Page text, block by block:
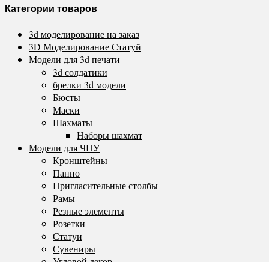
Категории товаров
3d моделирование на заказ
3D Моделирование Статуй
Модели для 3d печати
3d солдатики
брелки 3d модели
Бюсты
Маски
Шахматы
Наборы шахмат
Модели для ЧПУ
Кронштейны
Панно
Пригласительные столбы
Рамы
Резные элементы
Розетки
Статуи
Сувениры